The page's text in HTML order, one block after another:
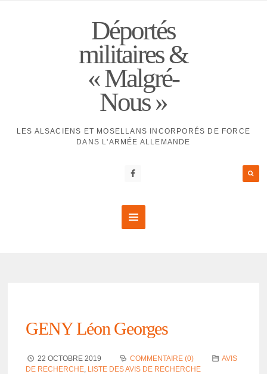
Déportés
militaires &
« Malgré-
Nous »
LES ALSACIENS ET MOSELLANS INCORPORÉS DE FORCE
DANS L'ARMÉE ALLEMANDE
GENY Léon Georges
22 OCTOBRE 2019 COMMENTAIRE (0)
AVIS
DE RECHERCHE, LISTE DES AVIS DE RECHERCHE